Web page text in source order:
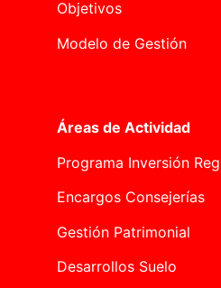
Objetivos
Modelo de Gestión
Áreas de Actividad
Programa Inversión
Encargos Consejerías
Gestión Patrimonial
Desarrollos Suelo